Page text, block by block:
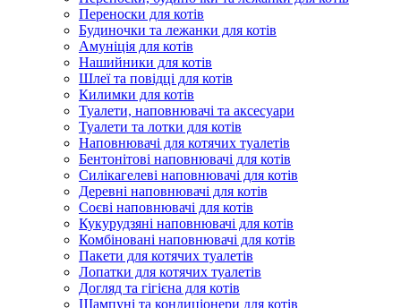
Переноски для котів
Будиночки та лежанки для котів
Амуніція для котів
Нашийники для котів
Шлеї та повідці для котів
Килимки для котів
Туалети, наповнювачі та аксесуари
Туалети та лотки для котів
Наповнювачі для котячих туалетів
Бентонітові наповнювачі для котів
Силікагелеві наповнювачі для котів
Деревні наповнювачі для котів
Соєві наповнювачі для котів
Кукурудзяні наповнювачі для котів
Комбіновані наповнювачі для котів
Пакети для котячих туалетів
Лопатки для котячих туалетів
Догляд та гігієна для котів
Шампуні та кондиціонери для котів